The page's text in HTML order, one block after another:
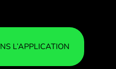
L’APPLICATION